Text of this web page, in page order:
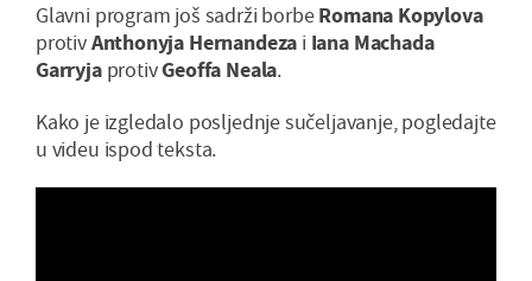
Glavni program još sadrži borbeRomana Kopylova
protivAnthonyja Hernandeza i Iana Machada
GarryjaprotivGeoffa Neala.
Kako je izgledalo posljednje sučeljavanje, pogledajte
u videu ispod teksta.